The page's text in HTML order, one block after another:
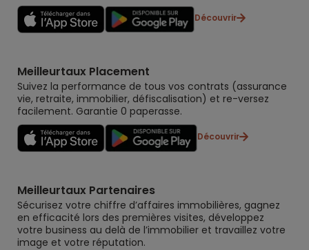
Découvrir
Meilleurtaux Placement
Suivez la performance de tous vos contrats (assurance
vie, retraite, immobilier, défiscalisation) et re-versez
facilement. Garantie 0 paperasse.
Découvrir
Meilleurtaux Partenaires
Sécurisez votre chiffre d’affaires immobilières, gagnez
en efficacité lors des premières visites, développez
votre business au delà de l’immobilier et travaillez votre
image et votre réputation.